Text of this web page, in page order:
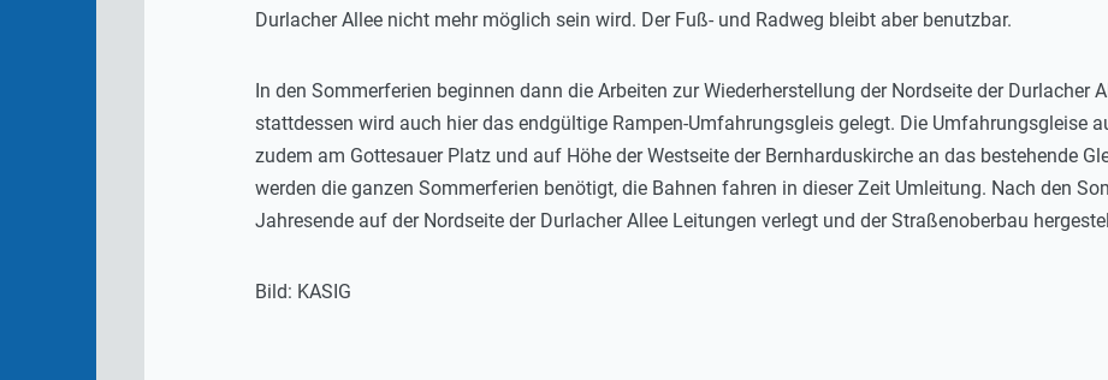
Durlacher Allee nicht mehr möglich sein wird. Der Fuß- und Radweg bleibt aber benutzbar.
In den Sommerferien beginnen dann die Arbeiten zur Wiederherstellung der Nordseite der Durlacher
stattdessen wird auch hier das endgültige Rampen-Umfahrungsgleis gelegt. Die Umfahrungsgleise
zudem am Gottesauer Platz und auf Höhe der Westseite der Bernharduskirche an das bestehende
werden die ganzen Sommerferien benötigt, die Bahnen fahren in dieser Zeit Umleitung. Nach den
Jahresende auf der Nordseite der Durlacher Allee Leitungen verlegt und der Straßenoberbau
Bild: KASIG